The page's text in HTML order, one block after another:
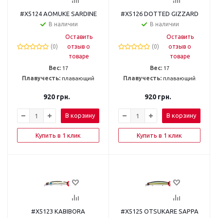
#X5124 AOMUKE SARDINE
В наличии
(0)
Оставить
отзыв о
товаре
Вес: 17
Плавучесть: плавающий
920грн.
В корзину
Купить в 1 клик
#X5126 DOTTED GIZZARD
В наличии
(0)
Оставить
отзыв о
товаре
Вес: 17
Плавучесть: плавающий
920грн.
В корзину
Купить в 1 клик
#X5123 KABIBORA #X5125 OTSUKARE SAPPA